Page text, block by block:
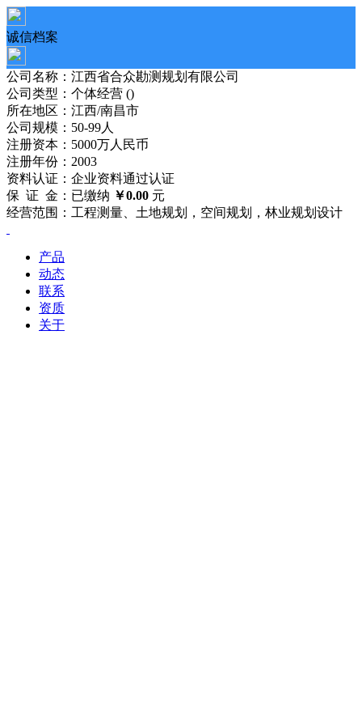
诚信档案
公司名称：江西省合众勘测规划有限公司
公司类型：个体经营 ()
所在地区：江西/南昌市
公司规模：50-99人
注册资本：5000万人民币
注册年份：2003
资料认证：企业资料通过认证
保 证 金：已缴纳 ￥0.00 元
经营范围：工程测量、土地规划，空间规划，林业规划设计
产品
动态
联系
资质
关于